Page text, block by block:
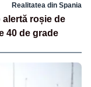
Realitatea din Spania
alertă roșie de
40 de grade